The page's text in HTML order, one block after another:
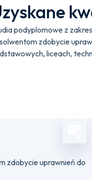
podyplomowe z
zdobycie
liceach,
zdobycie uprawnień do